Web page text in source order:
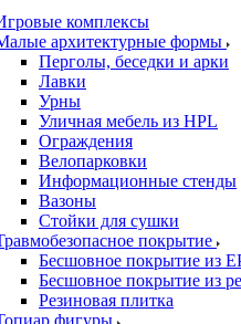
комплексы
архитектурные формы
Перголы, беседки и арки
Лавки
Урны
Уличная мебель из HPL
Ограждения
Велопарковки
Информационные стенды
Вазоны
Стойки для сушки
покрытие
Бесшовное покрытие из
Бесшовное покрытие из
Резиновая плитка
фигуры